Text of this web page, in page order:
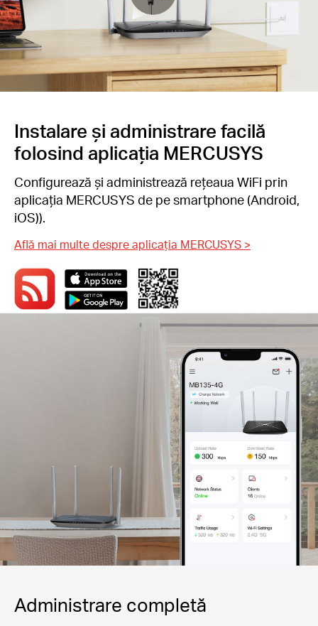
Instalare și administrare facilă
folosind aplicația MERCUSYS
Configurează și administrează rețeaua WiFi prin
aplicația MERCUSYS de pe smartphone (Android,
iOS)).
Află mai multe despre aplicația MERCUSYS >
Administrare completă